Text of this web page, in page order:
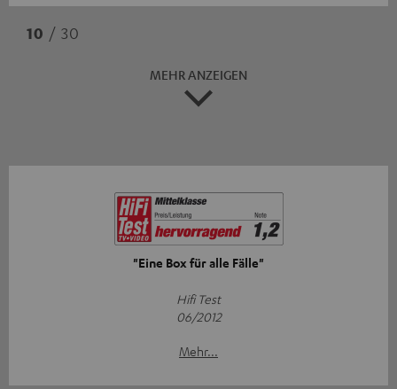
10 / 30
MEHR ANZEIGEN
"Eine Box für alle Fälle"
Hifi Test
06/2012
Mehr...